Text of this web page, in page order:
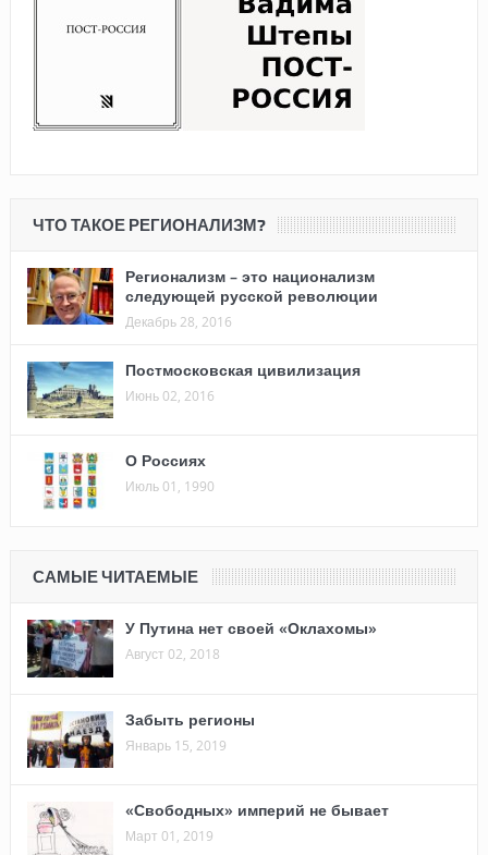
ЧТО ТАКОЕ РЕГИОНАЛИЗМ?
Регионализм – это национализм
следующей русской революции
Декабрь 28, 2016
Постмосковская цивилизация
Июнь 02, 2016
О Россиях
Июль 01, 1990
САМЫЕ ЧИТАЕМЫЕ
У Путина нет своей «Оклахомы»
Август 02, 2018
Забыть регионы
Январь 15, 2019
«Свободных» империй не бывает
Март 01, 2019